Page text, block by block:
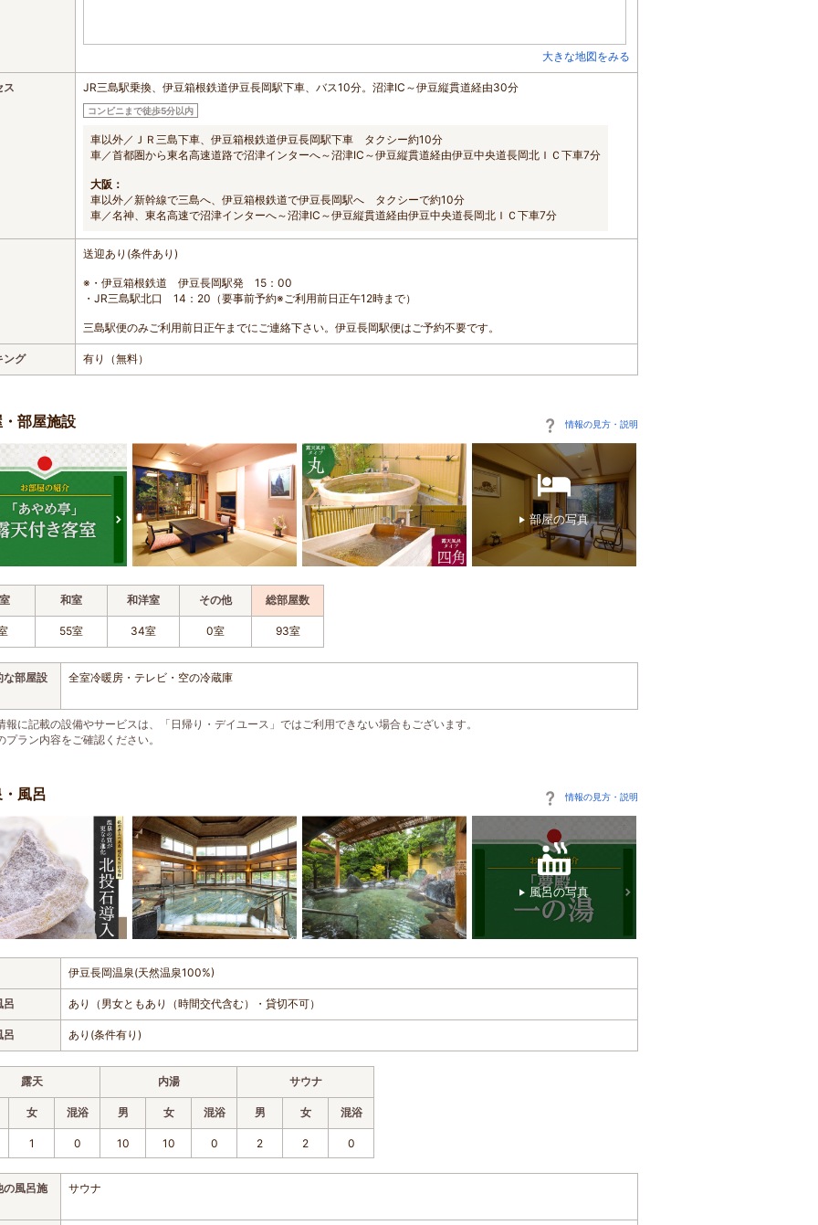
大きな地図をみる
ス JR三島駅乗換、伊豆箱根鉄道伊豆長岡駅下車、バス10分。沼津IC～伊豆縦貫道経由30分
コンビニまで徒歩5分以内
車以外／ＪＲ三島下車、伊豆箱根鉄道伊豆長岡駅下車 タクシー約10分
車／首都圏から東名高速道路で沼津インターへ～沼津IC～伊豆縦貫道経由伊豆中央道長岡北ＩＣ下車7分
大阪：
車以外／新幹線で三島へ、伊豆箱根鉄道で伊豆長岡駅へ タクシーで約10分
車／名神、東名高速で沼津インターへ～沼津IC～伊豆縦貫道経由伊豆中央道長岡北ＩＣ下車7分
送迎あり(条件あり)
※・伊豆箱根鉄道 伊豆長岡駅発 15：00
・JR三島駅北口 14：20（要事前予約※ご利用前日正午12時まで）
三島駅便のみご利用前日正午までにご連絡下さい。伊豆長岡駅便はご予約不要です。
ング 有り（無料）
部屋施設 情報の見方・説明
部屋の写真
和室 和洋室 その他 総部屋数
55室 34室 0室 93室
な部屋設
全室冷暖房・テレビ・空の冷蔵庫
報に記載の設備やサービスは、「日帰り・デイユース」ではご利用できない場合もございます。
プラン内容をご確認ください。
風呂 情報の見方・説明
風呂の写真
伊豆長岡温泉(天然温泉100%)
呂 あり（男女ともあり（時間交代含む）・貸切不可）
呂 あり(条件有り)
露天 内湯 サウナ
女 混浴 男 女 混浴 男 女 混浴
1 0 10 10 0 2 2 0
の風呂施
サウナ